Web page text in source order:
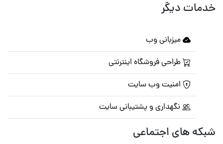
خدمات دیگر
میزبانی وب
طراحی فروشگاه اینترنتی
امنیت وب سایت
نگهداری و پشتیبانی سایت
شبکه های اجتماعی